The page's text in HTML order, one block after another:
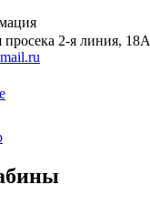
просека 2-я линия, 18А